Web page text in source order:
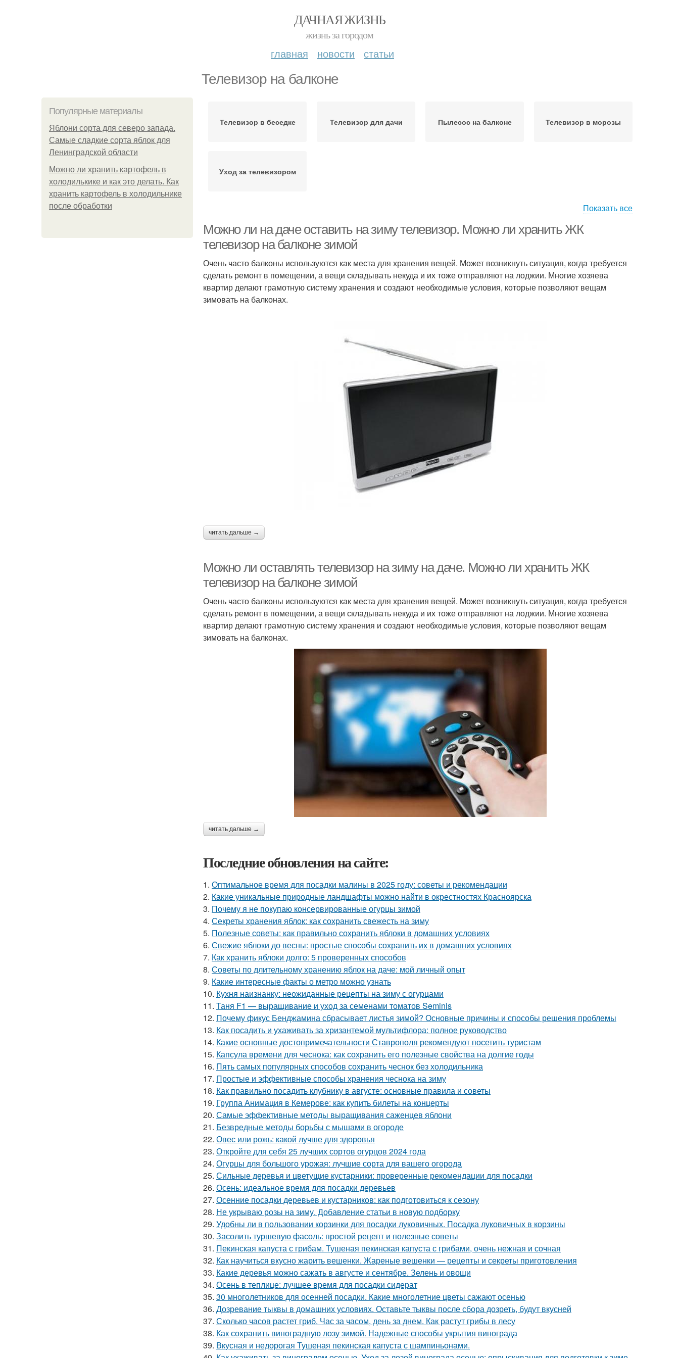
ДАЧНАЯ ЖИЗНЬ
жизнь за городом
главная новости статьи
Телевизор на балконе
Популярные материалы
Яблони сорта для северо запада.
Самые сладкие сорта яблок для
Ленинградской области
Можно ли хранить картофель в
холодилькике и как это делать. Как
хранить картофель в холодильнике
после обработки
Телевизор в беседке Телевизор для дачи Пылесос на балконе Телевизор в морозы
Уход за телевизором
Показать все
Можно ли на даче оставить на зиму телевизор. Можно ли хранить ЖК
телевизор на балконе зимой
Очень часто балконы используются как места для хранения вещей. Может возникнуть ситуация, когда требуется
сделать ремонт в помещении, а вещи складывать некуда и их тоже отправляют на лоджии. Многие хозяева
квартир делают грамотную систему хранения и создают необходимые условия, которые позволяют вещам
зимовать на балконах.
читать дальше →
Можно ли оставлять телевизор на зиму на даче. Можно ли хранить ЖК
телевизор на балконе зимой
Очень часто балконы используются как места для хранения вещей. Может возникнуть ситуация, когда требуется
сделать ремонт в помещении, а вещи складывать некуда и их тоже отправляют на лоджии. Многие хозяева
квартир делают грамотную систему хранения и создают необходимые условия, которые позволяют вещам
зимовать на балконах.
читать дальше →
Последние обновления на сайте:
1. Оптимальное время для посадки малины в 2025 году: советы и рекомендации
2. Какие уникальные природные ландшафты можно найти в окрестностях Красноярска
3. Почему я не покупаю консервированные огурцы зимой
4. Секреты хранения яблок: как сохранить свежесть на зиму
5. Полезные советы: как правильно сохранить яблоки в домашних условиях
6. Свежие яблоки до весны: простые способы сохранить их в домашних условиях
7. Как хранить яблоки долго: 5 проверенных способов
8. Советы по длительному хранению яблок на даче: мой личный опыт
9. Какие интересные факты о метро можно узнать
10. Кухня наизнанку: неожиданные рецепты на зиму с огурцами
11. Таня F1 — выращивание и уход за семенами томатов Seminis
12. Почему фикус Бенджамина сбрасывает листья зимой? Основные причины и способы решения проблемы
13. Как посадить и ухаживать за хризантемой мультифлора: полное руководство
14. Какие основные достопримечательности Ставрополя рекомендуют посетить туристам
15. Капсула времени для чеснока: как сохранить его полезные свойства на долгие годы
16. Пять самых популярных способов сохранить чеснок без холодильника
17. Простые и эффективные способы хранения чеснока на зиму
18. Как правильно посадить клубнику в августе: основные правила и советы
19. Группа Анимация в Кемерове: как купить билеты на концерты
20. Самые эффективные методы выращивания саженцев яблони
21. Безвредные методы борьбы с мышами в огороде
22. Овес или рожь: какой лучше для здоровья
23. Откройте для себя 25 лучших сортов огурцов 2024 года
24. Огурцы для большого урожая: лучшие сорта для вашего огорода
25. Сильные деревья и цветущие кустарники: проверенные рекомендации для посадки
26. Осень: идеальное время для посадки деревьев
27. Осенние посадки деревьев и кустарников: как подготовиться к сезону
28. Не укрываю розы на зиму. Добавление статьи в новую подборку
29. Удобны ли в пользовании корзинки для посадки луковичных. Посадка луковичных в корзины
30. Засолить туршевую фасоль: простой рецепт и полезные советы
31. Пекинская капуста с грибам. Тушеная пекинская капуста с грибами, очень нежная и сочная
32. Как научиться вкусно жарить вешенки. Жареные вешенки — рецепты и секреты приготовления
33. Какие деревья можно сажать в августе и сентябре. Зелень и овощи
34. Осень в теплице: лучшее время для посадки сидерат
35. 30 многолетников для осенней посадки. Какие многолетние цветы сажают осенью
36. Дозревание тыквы в домашних условиях. Оставьте тыквы после сбора дозреть, будут вкусней
37. Сколько часов растет гриб. Час за часом, день за днем. Как растут грибы в лесу
38. Как сохранить виноградную лозу зимой. Надежные способы укрытия винограда
39. Вкусная и недорогая Тушеная пекинская капуста с шампиньонами.